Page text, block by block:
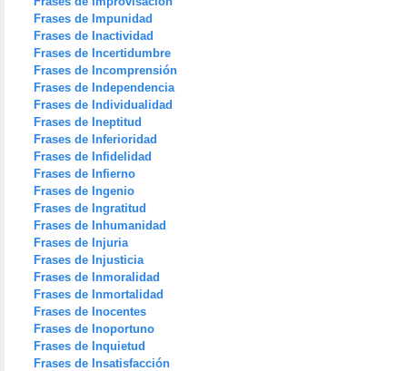
Frases de Impunidad
Frases de Inactividad
Frases de Incertidumbre
Frases de Incomprensión
Frases de Independencia
Frases de Individualidad
Frases de Ineptitud
Frases de Inferioridad
Frases de Infidelidad
Frases de Infierno
Frases de Ingenio
Frases de Ingratitud
Frases de Inhumanidad
Frases de Injuria
Frases de Injusticia
Frases de Inmoralidad
Frases de Inmortalidad
Frases de Inocentes
Frases de Inoportuno
Frases de Inquietud
Frases de Insatisfacción